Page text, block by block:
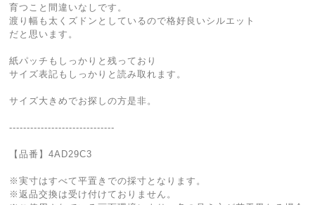
育つこと間違いなしです。
渡り幅も太くズドンとしているので格好良いシルエット
だと思います。
紙パッチもしっかりと残っており
サイズ表記もしっかりと読み取れます。
サイズ大きめでお探しの方是非。
------------------------------
【品番】4AD29C3
※実寸はすべて平置きでの採寸となります。
※返品交換は受け付けておりません。